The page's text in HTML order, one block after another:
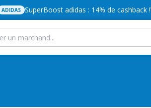
ADIDAS SuperBoost adidas : 14% de cashback !